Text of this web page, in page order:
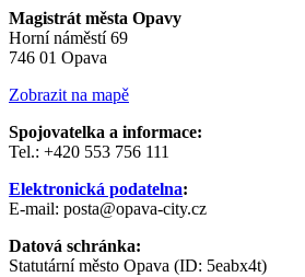
Magistrát města Opavy
Horní náměstí 69
746 01 Opava
Zobrazit na mapě
Spojovatelka a informace:
Tel.: +420 553 756 111
Elektronická podatelna:
E-mail: posta@opava-city.cz
Datová schránka:
Statutární město Opava (ID: 5eabx4t)